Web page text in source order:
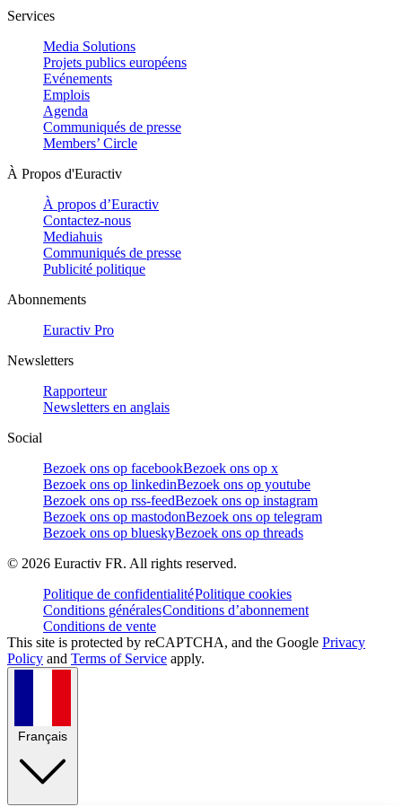
Services
Media Solutions
Projets publics européens
Evénements
Emplois
Agenda
Communiqués de presse
Members’ Circle
À Propos d'Euractiv
À propos d’Euractiv
Contactez-nous
Mediahuis
Communiqués de presse
Publicité politique
Abonnements
Euractiv Pro
Newsletters
Rapporteur
Newsletters en anglais
Social
Bezoek ons op facebookBezoek ons op x
Bezoek ons op linkedinBezoek ons op youtube
Bezoek ons op rss-feedBezoek ons op instagram
Bezoek ons op mastodonBezoek ons op telegram
Bezoek ons op blueskyBezoek ons op threads
© 2026 Euractiv FR. All rights reserved.
Politique de confidentialitéPolitique cookies
Conditions généralesConditions d’abonnement
Conditions de vente
This site is protected by reCAPTCHA, and the Google Privacy
Policy and Terms of Service apply.
Français